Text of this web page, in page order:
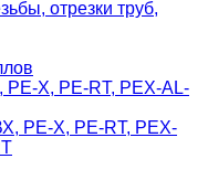
отрезки труб,
X, PE-RT, PEX-AL-
PE-X, PE-RT, PEX-